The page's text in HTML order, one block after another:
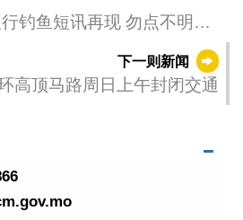
钓鱼短讯再现 勿点不明连
下一则新闻
高顶马路周日上午封闭交通